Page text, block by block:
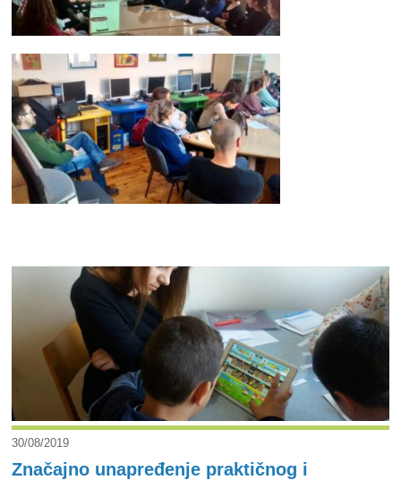
30/08/2019
Značajno unapređenje praktičnog i